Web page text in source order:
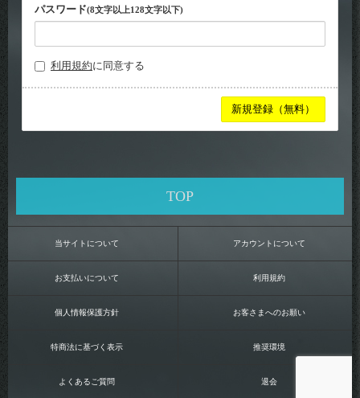
パスワード(8文字以上128文字以下)
利用規約に同意する
TOP
当サイトについて アカウントについて
お支払いについて 利用規約
個人情報保護方針 お客さまへのお願い
特商法に基づく表示 推奨環境
よくあるご質問 退会